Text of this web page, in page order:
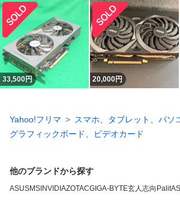
33,500円 20,000円
Yahoo!フリマ スマホ、タブレット、パソ
グラフィックボード、ビデオカード
他のブランドから探す
ASUSMSI NVIDIAZOTACGIGA-BYTE玄人志向 Palit